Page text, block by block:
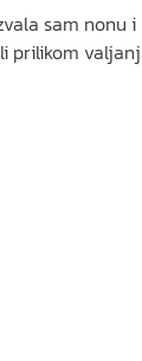
sam nonu
prilikom